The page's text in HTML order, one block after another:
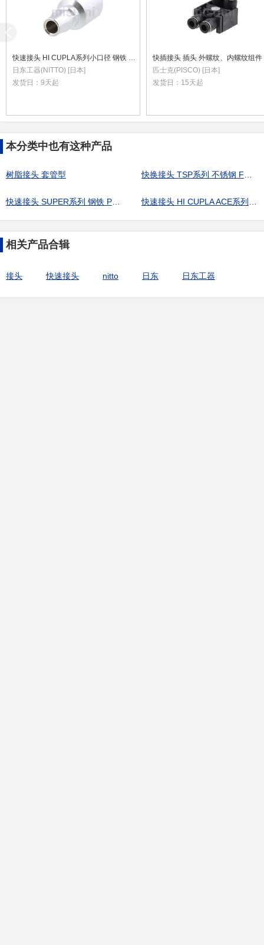
快速接头 HI CUPLA系列小口径 钢铁 NBR PC型
日东工器(NITTO) [日本]
发货日： 9天起
快插接头 插头 外螺纹、内螺纹组件
匹士克(PISCO) [日本]
发货日： 15天起
本分类中也有这种产品
树脂接头 套管型
相关产品合辑
接头 快速接头 nitto 日东 日东工器